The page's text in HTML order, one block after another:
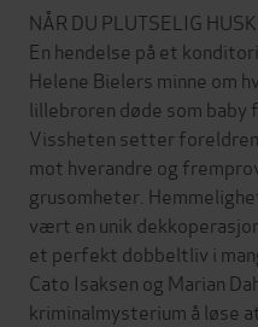
NÅR DU PLUTSELIG
En hendelse på et
Helene Bielers minne om
lillebroren døde som baby
Vissheten setter
mot hverandre og
grusomheter.
vært en unik
et perfekt dobbeltliv i
Cato Isaksen og Marian
kriminalmysterium å løse